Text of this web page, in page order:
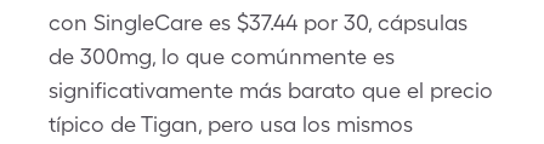
con SingleCare es $37.44 por 30, cápsulas
de 300mg, lo que comúnmente es
significativamente más barato que el precio
típico de Tigan, pero usa los mismos